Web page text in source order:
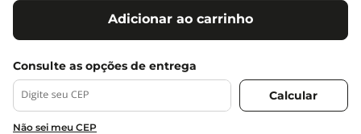
Adicionar ao carrinho
Não sei meu CEP